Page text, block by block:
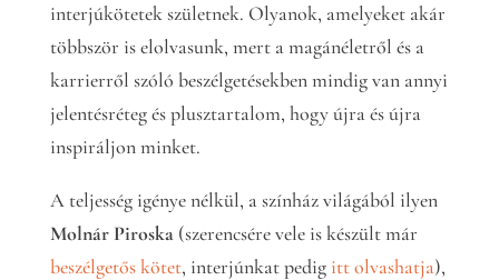
interjúkötetek születnek. Olyanok, amelyeket akár
többször is elolvasunk, mert a magánéletről és a
karrierről szóló beszélgetésekben mindig van annyi
jelentésréteg és plusztartalom, hogy újra és újra
inspiráljon minket.
A teljesség igénye nélkül, a színház világából ilyen
Molnár Piroska(szerencsére vele is készült már
beszélgetős kötet, interjúnkat pedig itt olvashatja),